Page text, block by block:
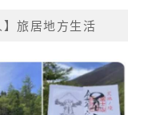
】旅居地方生活